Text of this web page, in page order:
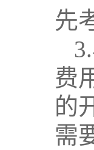
先
费
的
需